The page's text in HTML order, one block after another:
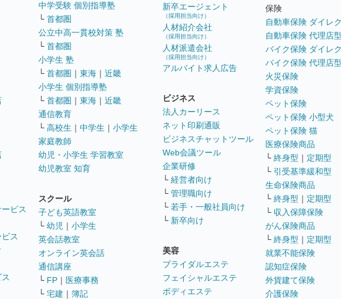
ビス
ス
中学受験 個別指導塾
└ 首都圏
公立中高一貫校対策 塾
└ 首都圏
小学生 塾
└ 首都圏 ｜ 東海 ｜ 近畿
小学生 個別指導塾
└ 首都圏 ｜ 東海 ｜ 近畿
通信教育
└ 高校生 ｜ 中学生 ｜ 小学生
家庭教師
幼児・小学生 学習教室
幼児教室 知育
スクール
子ども英語教室
└ 幼児 ｜ 小学生
英会話教室
オンライン英会話
通信講座
└ FP ｜ 医療事務
└ 宅建 ｜ 簿記
新卒エージェント
（採用担当向け）
人材紹介会社
（採用担当向け）
人材派遣会社
（採用担当向け）
アルバイト求人広告
ビジネス
法人カーリース
ネット印刷通販
ビジネスチャットツール
Web会議ツール
企業研修
└ 経営者向け
└ 管理職向け
└ 若手・一般社員向け
└ 新卒向け
美容
ブライダルエステ
フェイシャルエステ
ボディエステ
保険
自動車保険 ダイレ
自動車保険 代理店型
バイク保険 ダイレ
バイク保険 代理店型
火災保険
学資保険
ペット保険
ペット保険 小型犬
ペット保険 猫
医療保険商品
└ 終身型 ｜ 定期型
└ 引受基準緩和型
生命保険商品
└ 終身型 ｜ 定期型
└ 収入保障保険
がん保険商品
└ 終身型 ｜ 定期型
就業不能保険
認知症保険
外貨建て保険
介護保険